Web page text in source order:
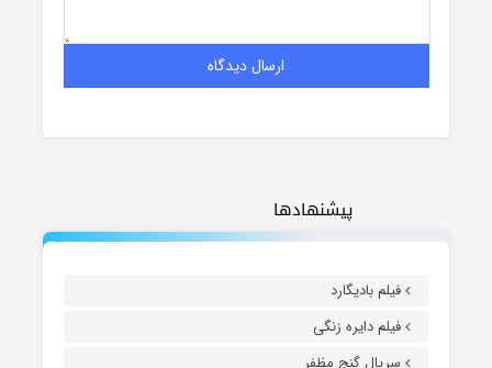
پیشنهادها
فیلم بادیگارد
فیلم دایره زنگی
سریال گنج مظفر